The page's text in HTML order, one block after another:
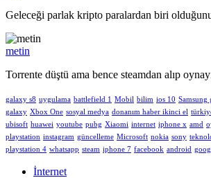
Geleceği parlak kripto paralardan biri
metin
Torrente düştü ama bence steamdan alıp
galaxy s8 uygulama battlefield 1 Mobil bilim ios 10 Samsung
galaxy Xbox One sosyal medya donanım haber ikinci el
ubisoft huawei youtube pubg Xiaomi internet iphone x amd
playstation instagram güncelleme Microsoft nokia sony
playstation 4 whatsapp steam iphone 7 facebook android
İnternet